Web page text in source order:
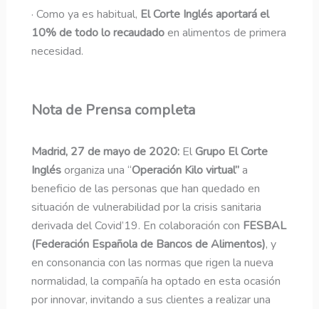
· Como ya es habitual, El Corte Inglés aportará el
10% de todo lo recaudadoen alimentos de primera
necesidad.
Nota de Prensa completa
Madrid, 27 de mayo de 2020:ElGrupo El Corte
Inglésorganiza una “Operación Kilo virtual”a
beneficio de las personas que han quedado en
situación de vulnerabilidad por la crisis sanitaria
derivada del Covid’19. En colaboración con FESBAL
(Federación Española de Bancos de Alimentos), y
en consonancia con las normas que rigen la nueva
normalidad, la compañía ha optado en esta ocasión
por innovar, invitando a sus clientes a realizar una